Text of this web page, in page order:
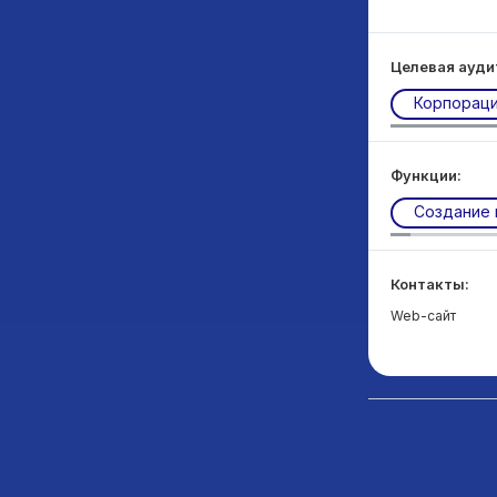
Целевая
Функции:
Создание
Контакты:
Web-сайт